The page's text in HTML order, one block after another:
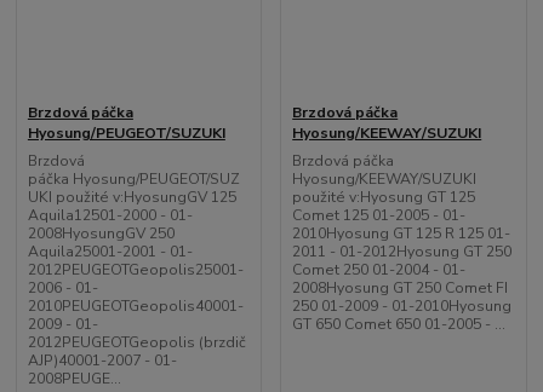
Brzdová páčka
Hyosung/PEUGEOT/SUZUKI
Brzdová
páčka Hyosung/PEUGEOT/SUZ
UKI použité v:HyosungGV 125
Aquila12501-2000 - 01-
2008HyosungGV 250
Aquila25001-2001 - 01-
2012PEUGEOTGeopolis25001-
2006 - 01-
2010PEUGEOTGeopolis40001-
2009 - 01-
2012PEUGEOTGeopolis (brzdič
AJP)40001-2007 - 01-
2008PEUGE...
Brzdová páčka
Hyosung/KEEWAY/SUZUKI
Brzdová páčka
Hyosung/KEEWAY/SUZUKI
použité v:Hyosung GT 125
Comet 125 01-2005 - 01-
2010Hyosung GT 125 R 125 01-
2011 - 01-2012Hyosung GT 250
Comet 250 01-2004 - 01-
2008Hyosung GT 250 Comet FI
250 01-2009 - 01-2010Hyosung
GT 650 Comet 650 01-2005 - ...